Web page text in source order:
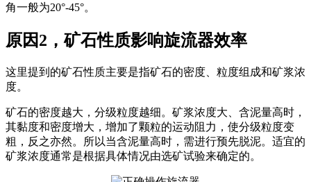
角一般为20°-45°。
原因2，矿石性质影响旋流器效率
这里提到的矿石性质主要是指矿石的密度、粒度组成和矿浆浓
度。
矿石的密度越大，分级粒度越细。矿浆浓度大、含泥量高时，
其黏度和密度增大，增加了颗粒的运动阻力，使分级粒度变
粗，反之亦然。所以当含泥量高时，需进行预先脱泥。适宜的
矿浆浓度通常是根据具体情况由选矿试验来确定的。